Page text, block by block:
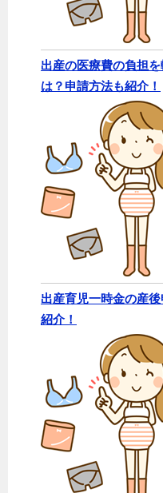
出産の医療費の負担
は？申請方法も紹介！
出産育児一時金の産
紹介！